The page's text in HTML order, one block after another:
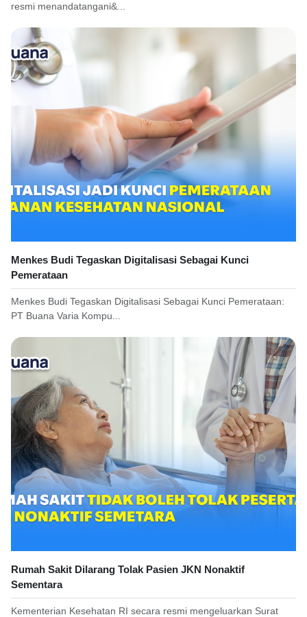
resmi menandatangani&...
Menkes Budi Tegaskan Digitalisasi Sebagai Kunci
Pemerataan
Menkes Budi Tegaskan Digitalisasi Sebagai Kunci Pemerataan:
PT Buana Varia Kompu...
Rumah Sakit Dilarang Tolak Pasien JKN Nonaktif
Sementara
Kementerian Kesehatan RI secara resmi mengeluarkan Surat